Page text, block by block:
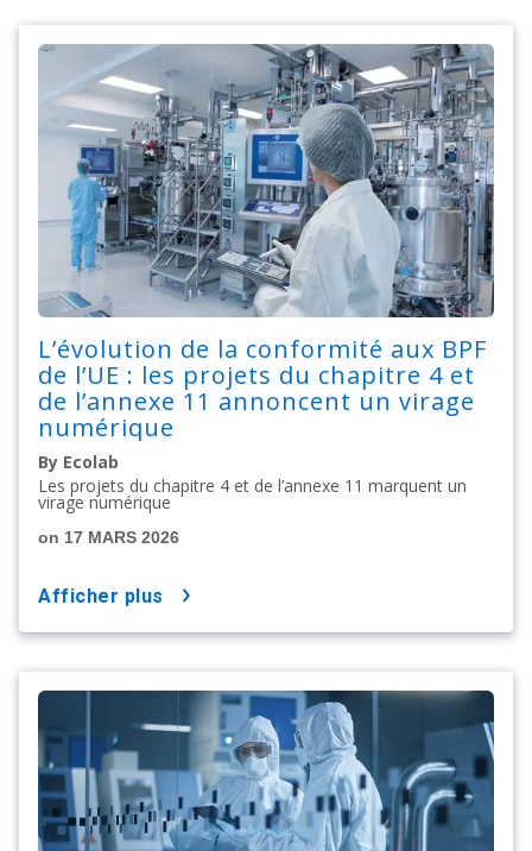
L’évolution de la conformité aux BPF
de l’UE : les projets du chapitre 4 et
de l’annexe 11 annoncent un virage
numérique
By Ecolab
Les projets du chapitre 4 et de l’annexe 11 marquent un
virage numérique
on 17 MARS 2026
afficher plus